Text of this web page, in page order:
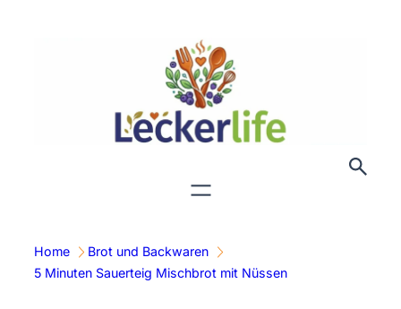
Home
Brot und Backwaren
5 Minuten Sauerteig Mischbrot mit Nüssen